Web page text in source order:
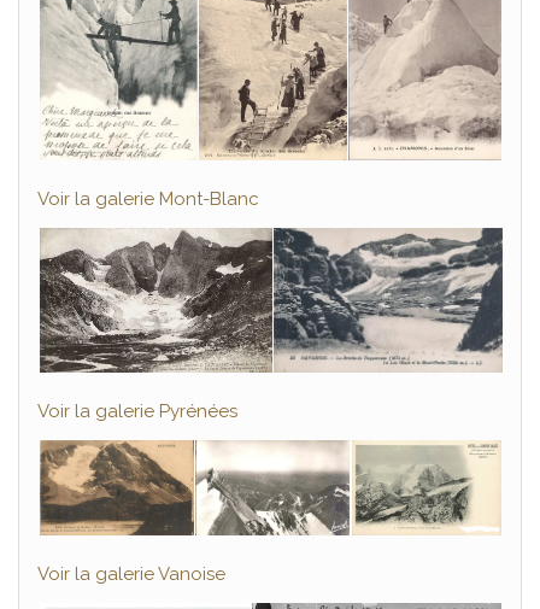
Voir la galerie Mont-Blanc
Voir la galerie Pyrénées
Voir la galerie Vanoise